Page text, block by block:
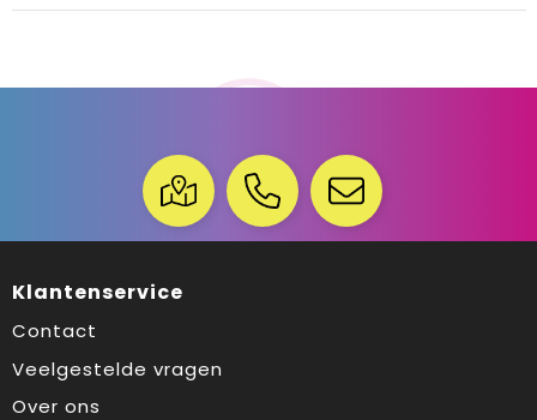
Klantenservice
Contact
Veelgestelde vragen
Over ons